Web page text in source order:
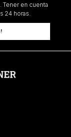
en cuenta
24 horas.